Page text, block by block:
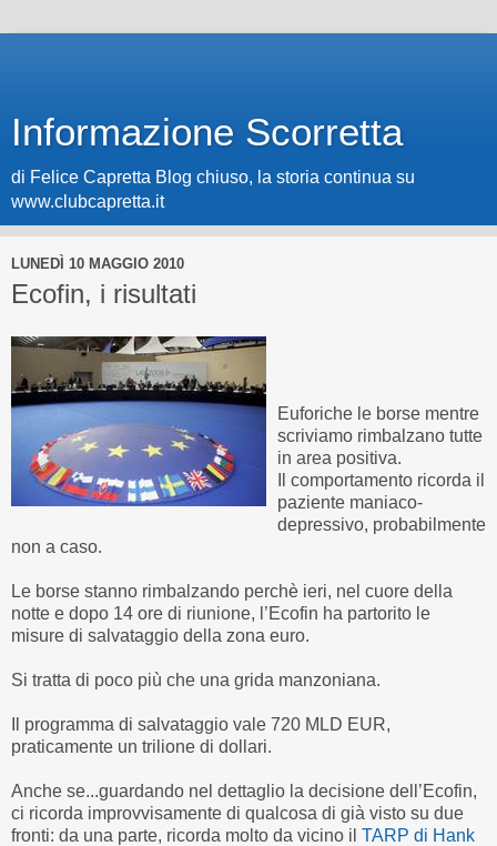
Informazione Scorretta
di Felice Capretta Blog chiuso, la storia continua su
www.clubcapretta.it
LUNEDÌ 10 MAGGIO 2010
Ecofin, i risultati
Euforiche le borse mentre
scriviamo rimbalzano tutte
in area positiva.
Il comportamento ricorda il
paziente maniaco-
depressivo, probabilmente
non a caso.
Le borse stanno rimbalzando perchè ieri, nel cuore della
notte e dopo 14 ore di riunione, l’Ecofin ha partorito le
misure di salvataggio della zona euro.
Si tratta di poco più che una grida manzoniana.
Il programma di salvataggio vale 720 MLD EUR,
praticamente un trilione di dollari.
Anche se...guardando nel dettaglio la decisione dell’Ecofin,
ci ricorda improvvisamente di qualcosa di già visto su due
fronti: da una parte, ricorda molto da vicino il TARP di Hank